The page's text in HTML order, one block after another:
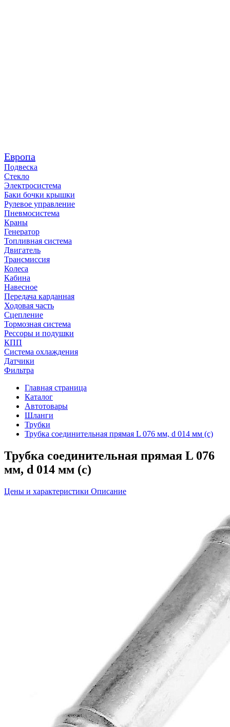
Европа
Подвеска
Стекло
Электросистема
Баки бочки крышки
Рулевое управление
Пневмосистема
Краны
Генератор
Топливная система
Двигатель
Трансмиссия
Колеса
Кабина
Навесное
Передача карданная
Ходовая часть
Сцепление
Тормозная система
Рессоры и подушки
КПП
Система охлаждения
Датчики
Фильтра
Главная страница
Каталог
Автотовары
Шланги
Трубки
Трубка соединительная прямая L 076 мм, d 014 мм (с)
Трубка соединительная прямая L 076
мм, d 014 мм (с)
Цены и характеристики Описание